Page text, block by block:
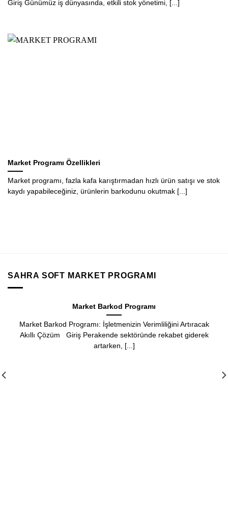
Giriş Günümüz iş dünyasında, etkili stok yönetimi, [...]
Market Programı Özellikleri
Market programı, fazla kafa karıştırmadan hızlı ürün satışı ve stok
kaydı yapabileceğiniz, ürünlerin barkodunu okutmak [...]
SAHRA SOFT MARKET PROGRAMI
Market Barkod Programı
Programı: İşletmenizin Verimliliğini Artıracak
Giriş Perakende sektöründe rekabet giderek